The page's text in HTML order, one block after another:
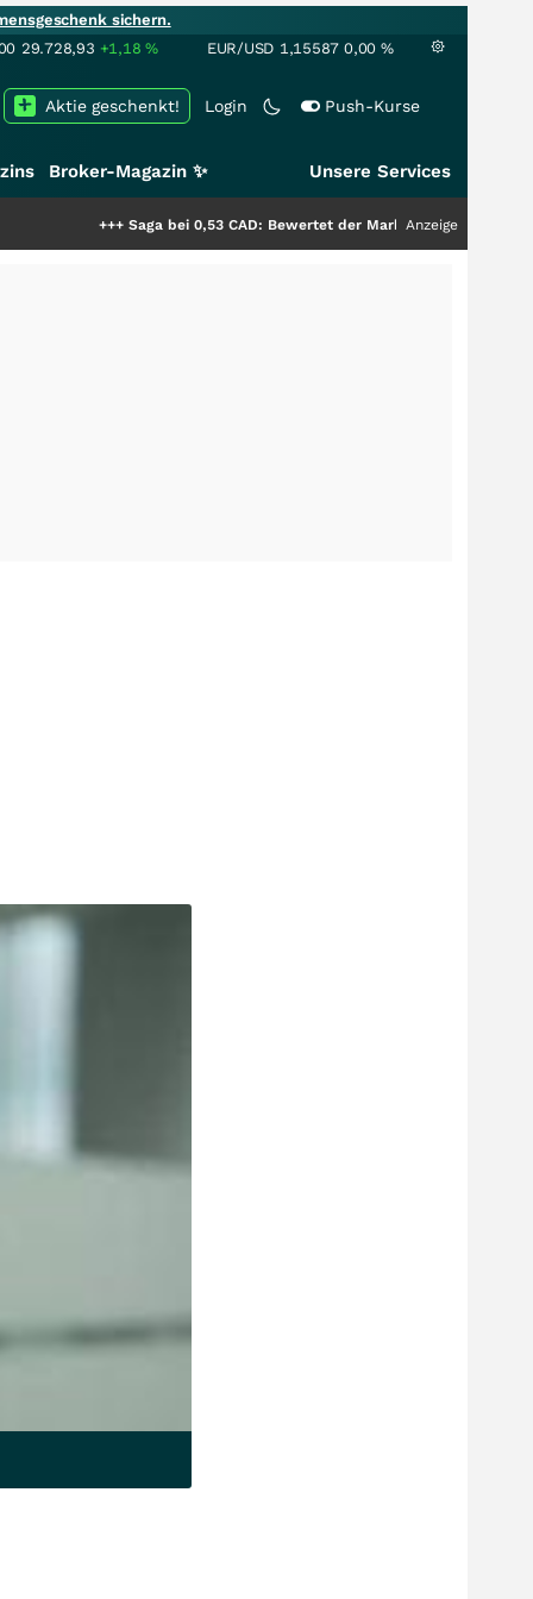
sichern.
29.728,93 +1,18% EUR/USD 1,15587 0,00 %
Login Push-Kurse
Aktie geschenkt!
Broker-Magazin ✨ Unsere Services
Saga bei 0,53 CAD: Bewertet der Markt noch immer nur die Hälfte der
Anzeige